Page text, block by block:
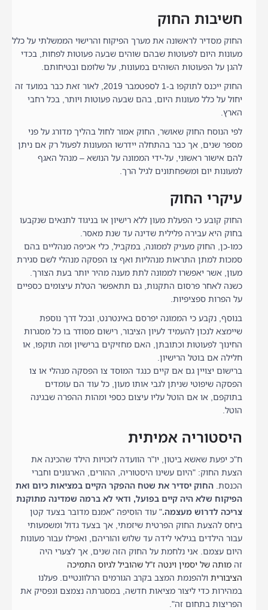
חשיבות החוק
החוק מסדיר לראשונה את מערך הפיקוח והרישוי הממשלתי על כלל
מעונות היום לפעוטות שבהם שוהים שבעה פעוטות לפחות, בכדי
להגן על הפעוטות השוהים במעונות, על שלומם ובטיחותם.
החוק ייכנס לתוקפו ב-1 לספטמבר 2019, לאור זאת כבר במועד זה
יחול על כלל מעונות היום, בהם שבעה פעוטות ויותר, בכל רחבי
הארץ.
לפי הנוסח החוק שאושר, החוק אמור לחול בהליך מדורג על פני
מספר שנים, אך כבר בהתחלה יידרשו המעונות לפעול רק אם ניתן
להם אישור ראשוני, על-ידי הממונה על הנושא – מנהל האגף
למעונות יום ומשפחתונים לגיל הרך.
עיקרי החוק
החוק קובע כי הפעלת מעון ללא רישיון או בניגוד לתנאים שנקבעו
בחוק היא עבירה פלילית שדינה עד שנת מאסר.
כמו-כן, החוק מעניק לממונה, במקביל, כלי אכיפה מנהליים בהם
סמכות למתן התראות מנהליות ואף צו הפסקה מנהלי לשם סגירת
מעון, אשר יאפשרו לממונה לתת מענה מהיר יותר בעת הצורך.
כשנה לאחר פרסום התקנות, גם תתאפשר הטלת עיצומים כספיים
על הפרות ספציפיות.
בנוסף, נקבע כי הממונה יפרסם באינטרנט, ובכל דרך נוספת
שיימצא לנכון להעמיד לעיון הציבור, רישום מסודר בו כל מסגרות
החינוך לפעוטות וכתובתן, האם מחזיקים ברישיון ומה תוקפו, או
חלילה אם בוטל הרישיון.
ברישום יצויין גם אם קיים כנגד המוסד צו הפסקה מנהלי או צו
הפסקה שיפוטי שניתן לגבי אותו מעון, כל עוד הם עומדים
בתוקפם, או אם הוטל עליו עיצום כספי ומהות ההפרה שבגינה
הוטל.
היסטוריה אמיתית
ח"כ יפעת שאשא ביטון, יו"ר הוועדה לזכויות הילד שהכינה את
הצעת החוק: "היום עשינו היסטוריה, ההורים, הארגונים וחברי
הכנסת. החוק יסדיר את שטח ההפקר הקיים במציאות כיום ואת
הפיקוח שלא היה קיים בפועל, ודאי לא ברמה שמדינה מתוקנת
צריכה לדרוש מעצמה." עוד הוסיפה "אמנם מדובר בצעד קטן
ביחס להצעת החוק הפרטית שיזמתי, אך בצעד גדול ומשמעותי
עבור הילדים בגילאי לידה עד שלוש והוריהם, ואפילו עבור מעונות
היום עצמם. אני נלחמת על החוק הזה שנים, אך לצערי היה
זה מותה של יסמין וינטה ז"ל שהוביל לגיוס התמיכה
הציבורית ולהפנמת המצב בקרב הגורמים הרלוונטיים. פעלנו
במהירות כדי ליצור מציאות חדשה, במסגרתה נצמצם ונפסיק את
הפריצות בתחום זה".